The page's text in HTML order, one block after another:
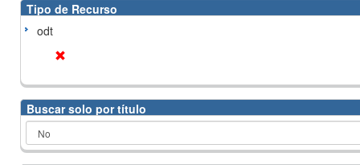
Tipo de Recurso
odt
Buscar solo por título